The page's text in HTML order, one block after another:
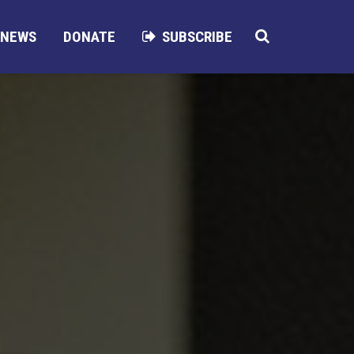
NEWS DONATE SUBSCRIBE